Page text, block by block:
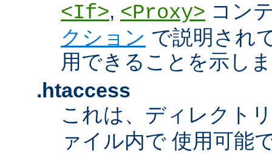
<If>, <Proxy> コン
クション で説明され
用できることを示し
.htaccess
これは、ディレクトリ
ァイル内で 使用可能